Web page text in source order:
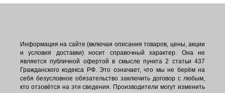
Информация на сайте (включая описания товаров, цены, акции
и условия доставки) носит справочный характер. Она не
является публичной офертой в смысле пункта 2 статьи 437
Гражданского кодекса РФ. Это означает, что мы не берём на
себя безусловное обязательство заключить договор с любым,
кто отзовётся на эти сведения. Производители могут изменить